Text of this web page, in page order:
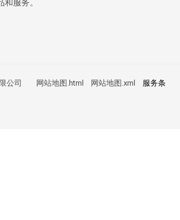
服务。
限公司 网站地图.html 网站地图.xml
服务条